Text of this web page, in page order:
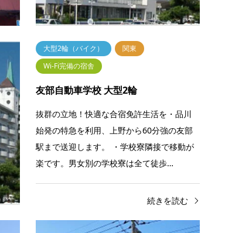
続きを読む
御
富
も
・
大型2輪（バイク）
関東
Wi-Fi完備の宿舎
友部自動車学校 大型2輪
抜群の立地！快適な合宿免許生活を・品川
始発の特急を利用、上野から60分強の友部
駅まで送迎します。 ・学校寮隣接で移動が
楽です。男女別の学校寮は全て徒歩…
続きを読む
東海・北陸